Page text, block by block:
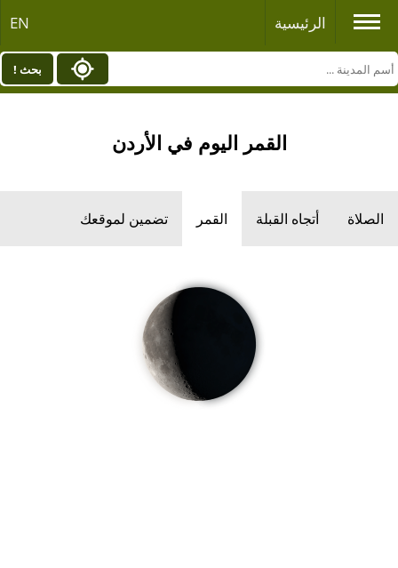
الرئيسية EN
بحث !
القمر اليوم في الأردن
الصلاة أتجاه القبلة القمر تضمين لموقعك